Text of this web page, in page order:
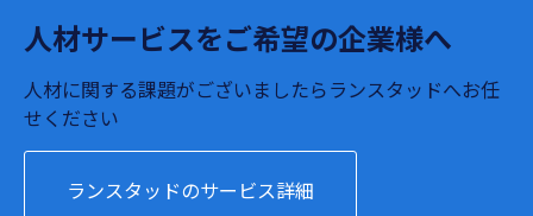
人材サービスをご希望の企業様へ
人材に関する課題がございましたらランスタッドへお任
せください
ランスタッドのサービス詳細